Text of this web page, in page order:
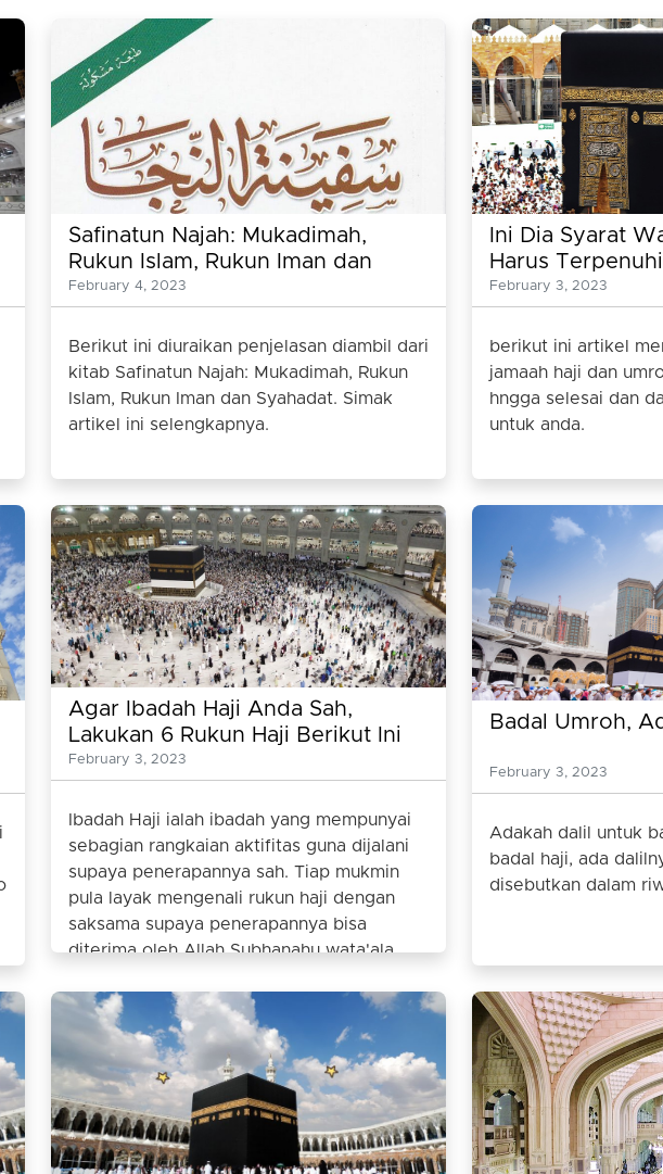
Safinatun Najah: Mukadimah,
Rukun Islam, Rukun Iman dan
Syahadat
February 4, 2023
Berikut ini diuraikan penjelasan diambil dari
kitab Safinatun Najah: Mukadimah, Rukun
Islam, Rukun Iman dan Syahadat. Simak
artikel ini selengkapnya.
Ini Dia Syarat
Harus
February 3, 2023
berikut ini artikel
jamaah haji dan
hngga selesai dan
untuk anda.
Agar Ibadah Haji Anda Sah,
Lakukan 6 Rukun Haji Berikut Ini
February 3, 2023
Ibadah Haji ialah ibadah yang mempunyai
sebagian rangkaian aktifitas guna dijalani
supaya penerapannya sah. Tiap mukmin
pula layak mengenali rukun haji dengan
saksama supaya penerapannya bisa
diterima oleh Allah Subhanahu wata'ala.
Badal Umroh,
February 3, 2023
Adakah dalil untuk
badal haji, ada
disebutkan dalam